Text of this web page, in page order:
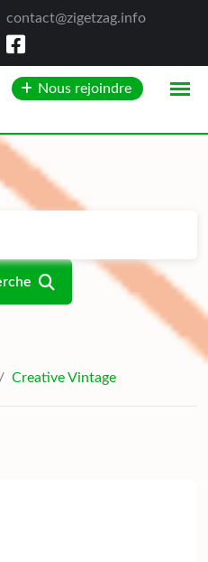
contact@zigetzag.info
Nous rejoindre
/ Creative Vintage